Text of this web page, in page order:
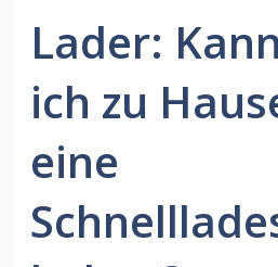
Lader: Kann
ich zu
eine